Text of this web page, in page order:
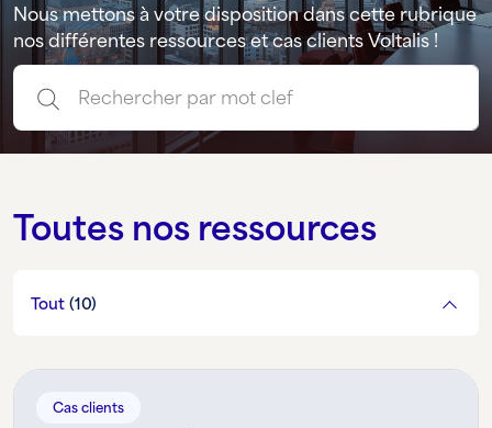
Nous mettons à votre disposition dans cette rubrique
nos différentes ressources et cas clients Voltalis !
Toutes nos ressources
Tout (10)
Cas clients